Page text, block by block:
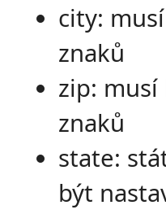
city:
znaků
zip: musí
znaků
state:
být